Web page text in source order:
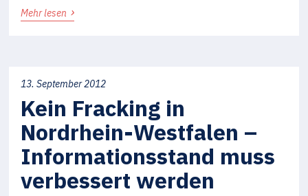
Mehr lesen ›
13. September 2012
Kein Fracking in
Nordrhein-Westfalen –
Informationsstand muss
verbessert werden